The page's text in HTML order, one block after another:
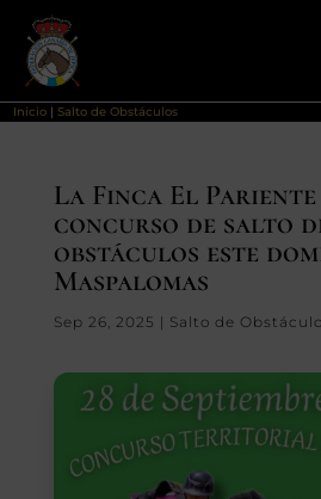
FEDERACIÓN
LICENCIAS
Inicio | Salto de Obstáculos
La Finca El
concurso de salto
obstáculos este
Maspalomas
Sep 26, 2025 | Salto de